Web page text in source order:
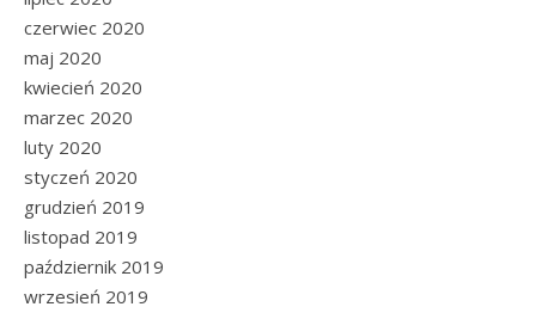
czerwiec 2020
maj 2020
kwiecień 2020
marzec 2020
luty 2020
styczeń 2020
grudzień 2019
listopad 2019
październik 2019
wrzesień 2019